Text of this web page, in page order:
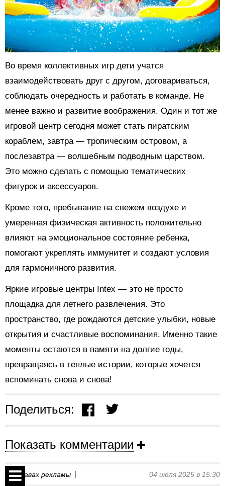
Во время коллективных игр дети учатся
взаимодействовать друг с другом, договариваться,
соблюдать очередность и работать в команде. Не
менее важно и развитие воображения. Один и тот же
игровой центр сегодня может стать пиратским
кораблем, завтра — тропическим островом, а
послезавтра — волшебным подводным царством.
Это можно сделать с помощью тематических
фигурок и аксессуаров.
Кроме того, пребывание на свежем воздухе и
умеренная физическая активность положительно
влияют на эмоциональное состояние ребенка,
помогают укреплять иммунитет и создают условия
для гармоничного развития.
Яркие игровые центры Intex — это не просто
площадка для летнего развлечения. Это
пространство, где рождаются детские улыбки, новые
открытия и счастливые воспоминания. Именно такие
моменты остаются в памяти на долгие годы,
превращаясь в теплые истории, которые хочется
вспоминать снова и снова!
Поделиться:
Показать комментарии
На правах рекламы 04 июля 2025 в 15:30